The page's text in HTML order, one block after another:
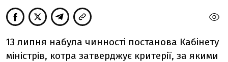
13 липня набула чинності постанова Кабінету
міністрів, котра затверджує критерії, за якими